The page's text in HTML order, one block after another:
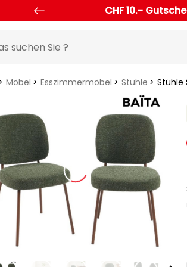
CHF 10.-
Möbel Esszimmermöbel Stühle Stühle